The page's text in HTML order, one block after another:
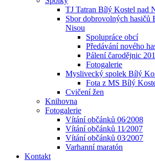
TJ Tatran Bílý Kostel nad
Sbor dobrovolných hasičů
Nisou
Spolupráce obcí
Předávání nového
Pálení čarodějnic
Fotogalerie
Myslivecký spolek Bílý
Fota z MS Bílý
Cvičení žen
Knihovna
Fotogalerie
Vítání občánků 06⁄2008
Vítání občánků 11⁄2007
Vítání občánků 03⁄2007
Varhanní maratón
Kontakt